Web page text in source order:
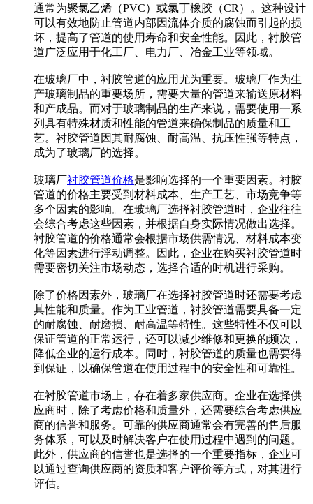
通常为聚氯乙烯（PVC）或氯丁橡胶（CR）。这种设计
可以有效地防止管道内部因流体介质的腐蚀而引起的损
坏，提高了管道的使用寿命和安全性能。因此，衬胶管
道广泛应用于化工厂、电力厂、冶金工业等领域。
在玻璃厂中，衬胶管道的应用尤为重要。玻璃厂作为生
产玻璃制品的重要场所，需要大量的管道来输送原材料
和产成品。而对于玻璃制品的生产来说，需要使用一系
列具有特殊材质和性能的管道来确保制品的质量和工
艺。衬胶管道因其耐腐蚀、耐高温、抗压性强等特点，
成为了玻璃厂的选择。
玻璃厂衬胶管道价格是影响选择的一个重要因素。衬胶
管道的价格主要受到材料成本、生产工艺、市场竞争等
多个因素的影响。在玻璃厂选择衬胶管道时，企业往往
会综合考虑这些因素，并根据自身实际情况做出选择。
衬胶管道的价格通常会根据市场供需情况、材料成本变
化等因素进行浮动调整。因此，企业在购买衬胶管道时
需要密切关注市场动态，选择合适的时机进行采购。
除了价格因素外，玻璃厂在选择衬胶管道时还需要考虑
其性能和质量。作为工业管道，衬胶管道需要具备一定
的耐腐蚀、耐磨损、耐高温等特性。这些特性不仅可以
保证管道的正常运行，还可以减少维修和更换的频次，
降低企业的运行成本。同时，衬胶管道的质量也需要得
到保证，以确保管道在使用过程中的安全性和可靠性。
在衬胶管道市场上，存在着多家供应商。企业在选择供
应商时，除了考虑价格和质量外，还需要综合考虑供应
商的信誉和服务。可靠的供应商通常会有完善的售后服
务体系，可以及时解决客户在使用过程中遇到的问题。
此外，供应商的信誉也是选择的一个重要指标，企业可
以通过查询供应商的资质和客户评价等方式，对其进行
评估。